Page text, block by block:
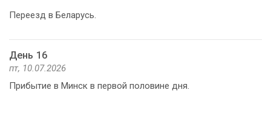
Переезд в Беларусь.
День 16
пт, 10.07.2026
Прибытие в Минск в первой половине дня.